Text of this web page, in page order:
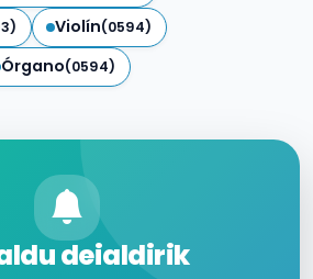
Violín(0594)
Órgano(0594)
deialdirik